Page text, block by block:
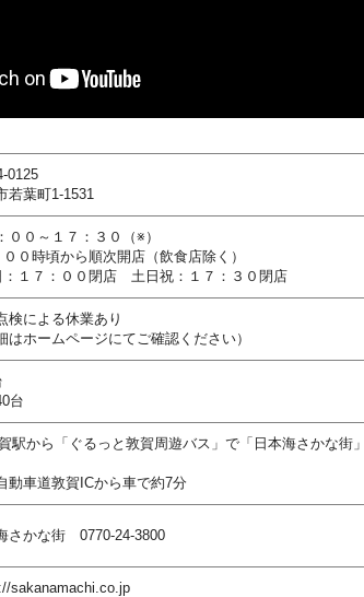
0125
若葉町1‐1531
００～１７：３０（※）
０時頃から順次開店（飲食店除く）
：１７：００閉店 土日祝：１７：３０閉店
検による休業あり
はホームページにてご確認ください）
台
駅から「ぐるっと敦賀周遊バス」で「日本海さかな街」
動車道敦賀ICから車で約7分
さかな街 0770-24-3800
sakanamachi.co.jp